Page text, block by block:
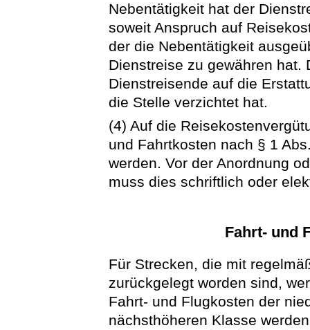
Nebentätigkeit hat der
soweit Anspruch auf
der die Nebentätigkeit
Dienstreise zu gewähren hat.
Dienstreisende auf die
die Stelle verzichtet hat.
(4) Auf die
und Fahrtkosten nach § 1
werden. Vor der Anordnung
muss dies schriftlich oder
Fahrt- und
Für Strecken, die mit
zurückgelegt worden sind,
Fahrt- und Flugkosten der
nächsthöheren Klasse